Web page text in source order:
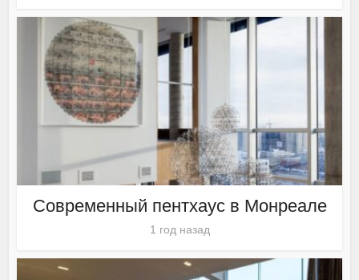
Современный пентхаус в Монреале
1 год назад